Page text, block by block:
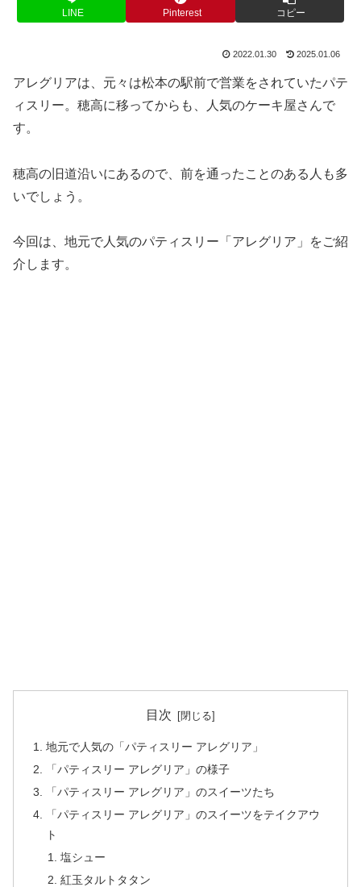
LINE Pinterest コピー
2022.01.30 2025.01.06
アレグリアは、元々は松本の駅前で営業をされていたパテ
ィスリー。穂高に移ってからも、人気のケーキ屋さんで
す。
穂高の旧道沿いにあるので、前を通ったことのある人も多
いでしょう。
今回は、地元で人気のパティスリー「アレグリア」をご紹
介します。
目次
地元で人気の「パティスリー アレグリア」
「パティスリー アレグリア」の様子
「パティスリー アレグリア」のスイーツたち
「パティスリー アレグリア」のスイーツをテイクアウ
ト
塩シュー
紅玉タルトタタン